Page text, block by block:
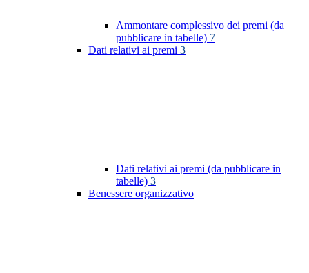
Ammontare complessivo dei premi (da
pubblicare in tabelle) 7
Dati relativi ai premi 3
Dati relativi ai premi (da pubblicare in
tabelle) 3
Benessere organizzativo